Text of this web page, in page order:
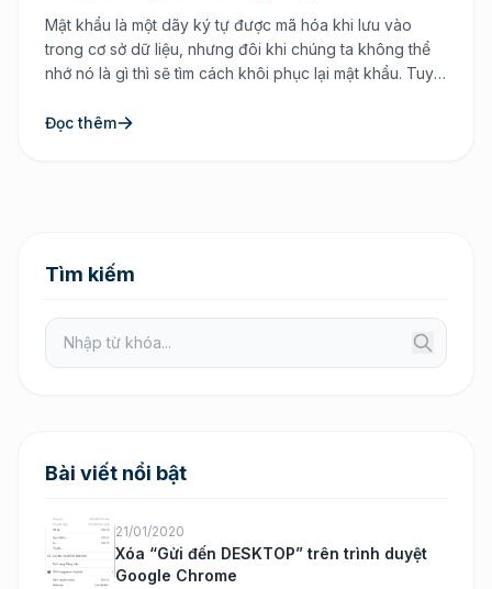
NukeViet
Mật khẩu là một dãy ký tự được mã hóa khi lưu vào
trong cơ sở dữ liệu, nhưng đôi khi chúng ta không thể
nhớ nó là gì thì sẽ tìm cách khôi phục lại mật khẩu. Tuy
dụng tính năng reset mật khẩu […]
Đọc thêm
Tìm kiếm
Bài viết nổi bật
21/01/2020
Xóa “Gửi đến DESKTOP” trên trình duyệt
Google Chrome